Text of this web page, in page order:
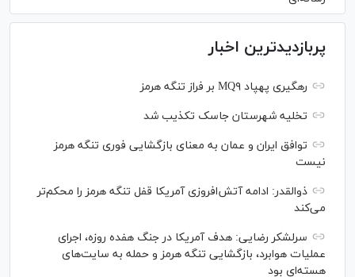
پربازدیدترین اخبار
رهگیری پهپاد MQ۹ بر فراز تنگه هرمز
تخلیه شهرستان جاسک تکذیب شد
توافق ایران و عمان به معنای بازگشایی فوری تنگه هرمز
نیست
ذوالقدر: ادامه آتش‌افروزی آمریکا قفل تنگه هرمز را محکم‌تر
می‌کند
سرلشکر رضایی: هدف آمریکا در جنگ هفده روزه، اجرای
عملیات هوابرد، بازگشایی تنگه هرمز و حمله به سایت‌های
هسته‌ای بود